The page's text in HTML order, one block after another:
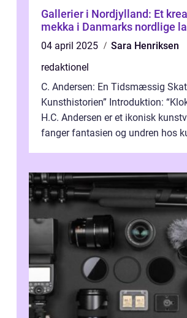
Gallerier i Nordjylland: Et
mekka i Danmarks nordlige
04 april 2025
Sara Henriksen
redaktionel
C. Andersen: En Tidsmæssig
Kunsthistorien” Introduktion:
H.C. Andersen er et ikonisk
fanger fantasien og undren hos